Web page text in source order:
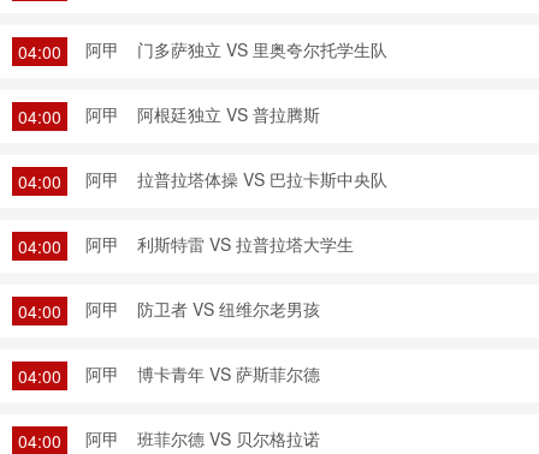
04:00 阿甲 门多萨独立 VS 里奥夸尔托学生队
04:00 阿甲 阿根廷独立 VS 普拉腾斯
04:00 阿甲 拉普拉塔体操 VS 巴拉卡斯中央队
04:00 阿甲 利斯特雷 VS 拉普拉塔大学生
04:00 阿甲 防卫者 VS 纽维尔老男孩
04:00 阿甲 博卡青年 VS 萨斯菲尔德
04:00 阿甲 班菲尔德 VS 贝尔格拉诺